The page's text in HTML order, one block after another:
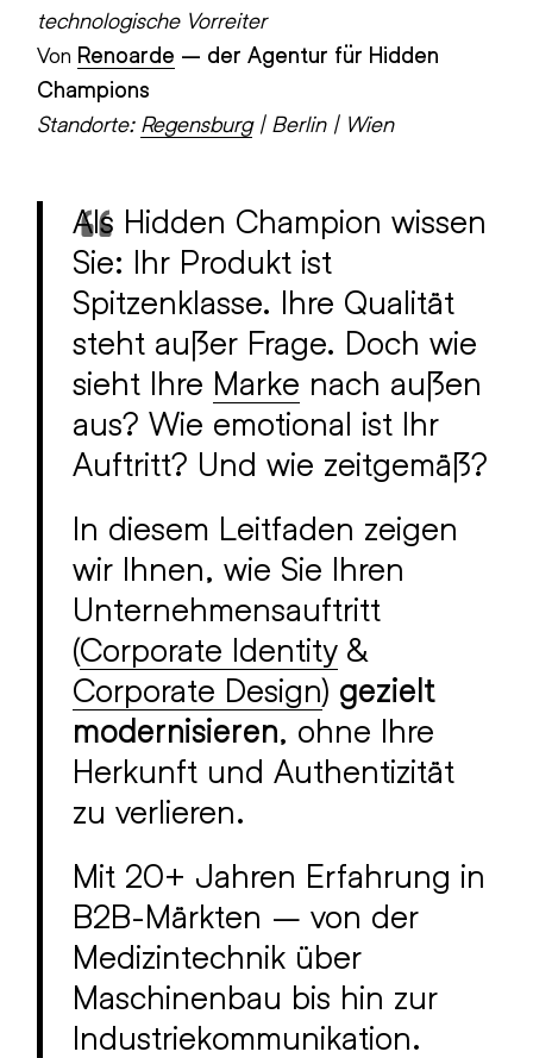
technologische Vorreiter
Von Renoarde – der Agentur für Hidden
Champions
Standorte: Regensburg| Berlin | Wien
Als Hidden Champion wissen
Sie: Ihr Produkt ist
Spitzenklasse. Ihre Qualität
steht außer Frage. Doch wie
sieht Ihre Marke nach außen
aus? Wie emotional ist Ihr
Auftritt? Und wie zeitgemäß?
In diesem Leitfaden zeigen
wir Ihnen, wie Sie Ihren
Unternehmensauftritt
(Corporate Identity &
Corporate Design) gezielt
modernisieren, ohne Ihre
Herkunft und Authentizität
zu verlieren.
Mit 20+ Jahren Erfahrung in
B2B-Märkten – von der
Medizintechnik über
Maschinenbau bis hin zur
Industriekommunikation.